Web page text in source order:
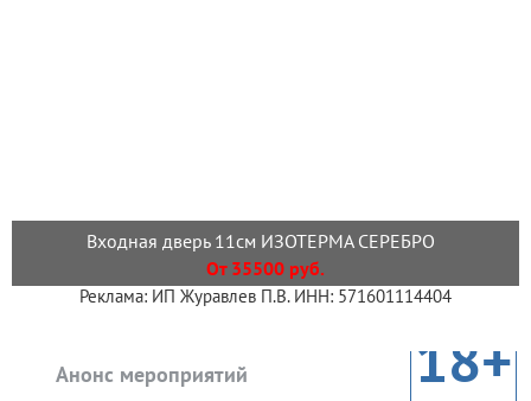
Входная дверь 11см ИЗОТЕРМА СЕРЕБРО
От 35500 руб.
Реклама: ИП Журавлев П.В. ИНН: 571601114404
Анонс мероприятий 18+